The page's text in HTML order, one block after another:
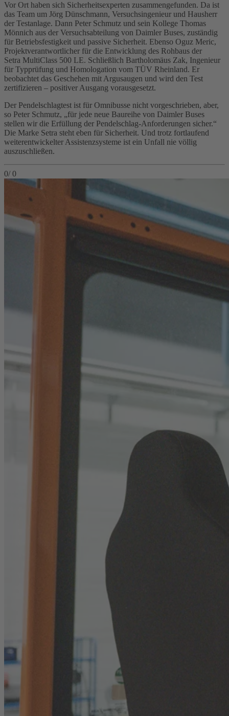
Vor Ort haben sich Sicherheitsexperten zusammengefunden. Da ist
das Team um Jörg Dünschmann, Versuchsingenieur und Hausherr
der Testanlage. Dann Peter Schmutz und sein Kollege Thomas
Mönnich aus der Versuchsabteilung von Daimler Buses, zuständig
für Betriebsfestigkeit und passive Sicherheit. Ebenso Oguz Meric,
Projektverantwortlicher für die Entwicklung des Rohbaus der
Setra MultiClass 500 LE. Schließlich Bartholomäus Zak, Ingenieur
für Typprüfung und Homologation vom TÜV Rheinland. Er
beobachtet das Geschehen mit Argusaugen und wird den Test
zertifizieren – positiver Ausgang vorausgesetzt.
Der Pendelschlagtest ist für Omnibusse nicht vorgeschrieben, aber,
so Peter Schmutz, „für jede neue Baureihe von Daimler Buses
stellen wir die Erfüllung der Pendelschlag-Anforderungen sicher.“
Die Marke Setra steht eben für Sicherheit. Und trotz fortlaufend
weiterentwickelter Assistenzsysteme ist ein Unfall nie völlig
auszuschließen.
0/ 0